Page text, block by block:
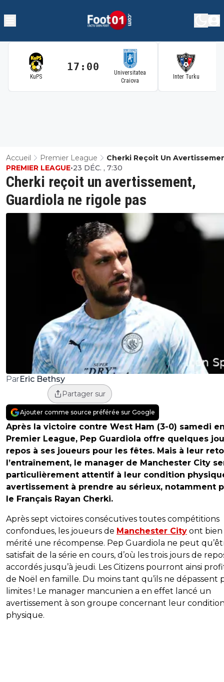
KuPS
17:00
Universitatea
Craiova
Inter Turku
Accueil Premier League
Cherki Reçoit Un
Guardiola Ne Rigole Pas
Cherki reçoit un avertissement,
Guardiola ne rigole pas
PREMIER LEAGUE•23 DÉC. , 7:30
ParEric Bethsy
Partager sur
Ajouter comme source préférée sur Google
Après la victoire contre West Ham (3-0) samedi
Premier League, Pep Guardiola offre quelques
repos à ses joueurs pour les fêtes. Mais à leur
l’entraînement, le manager de Manchester City
particulièrement attentif à leur condition
avertissement à prendre au sérieux, notamment
le Français Rayan Cherki.
Après sept victoires consécutives toutes compétitions
confondues, les joueurs de Manchester City ont bien
mérité une récompense. Pep Guardiola ne peut
satisfait de la série en cours, d’où les trois jours de
accordés jusqu’à jeudi. Les Citizens pourront ainsi
de Noël en famille. Du moins tant qu’ils ne dépassent
limites ! Le manager mancunien a en effet lancé un
avertissement à son groupe concernant leur
physique.